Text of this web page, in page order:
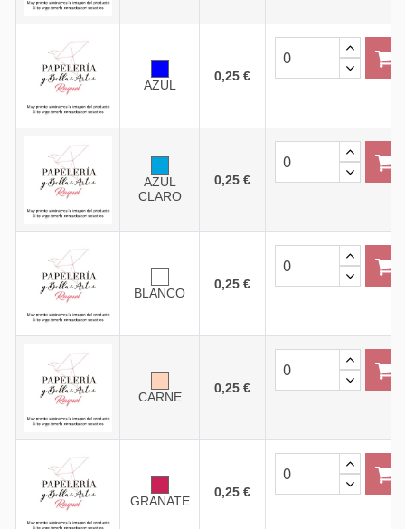
AZUL
0,25 €
AZUL
CLARO
0,25 €
BLANCO
0,25 €
CARNE
0,25 €
GRANATE
0,25 €